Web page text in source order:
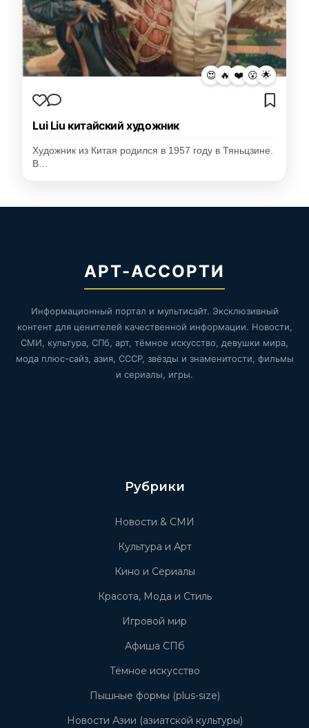
😍 🔥 ❤️ 😮 🌟
Lui Liu китайский художник
Художник из Китая родился в 1957 году в Тяньцзине.
В…
АРТ-АССОРТИ
Информационный портал и мультисайт. Эксклюзивный
контент для ценителей качественной информации. Новости,
СМИ, культура, СПб, арт, тёмное искусство, девушки мира,
мода плюс-сайз, азия, СССР, звёзды и знаменитости, фильмы
и сериалы, игры.
Рубрики
Новости & СМИ
Культура и Арт
Кино и Сериалы
Красота, Мода и Стиль
Игровой мир
Афиша СПб
Тёмное искусство
Пышные формы (plus-size)
Новости Азии (азиатской культуры)